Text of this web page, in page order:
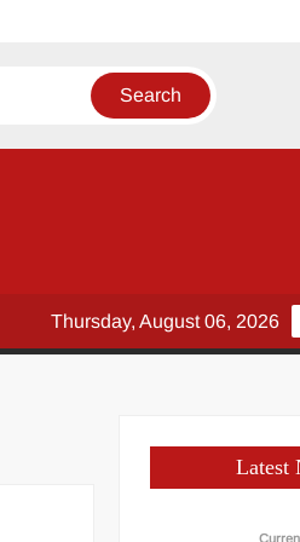
Thursday, August 06, 2026
Latest